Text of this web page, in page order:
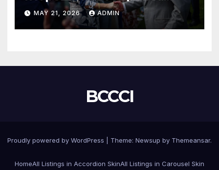
смъртта на крал Чарлз
MAY 21, 2026 ADMIN
BCCCI
Proudly powered by WordPress Theme: Newsup by Themeansar.
HomeAll Listings in Accordion SkinAll Listings in Carousel Skin